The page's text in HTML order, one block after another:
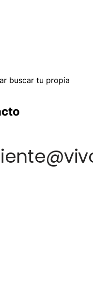
buscar tu propia